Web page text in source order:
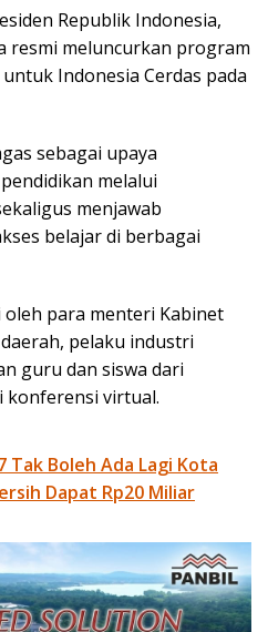
Republik Indonesia,
resmi meluncurkan program
Indonesia Cerdas pada
sebagai upaya
melalui
menjawab
belajar di berbagai
para menteri Kabinet
pelaku industri
guru dan siswa dari
konferensi virtual.
Tak Boleh Ada Lagi Kota
Dapat Rp20 Miliar